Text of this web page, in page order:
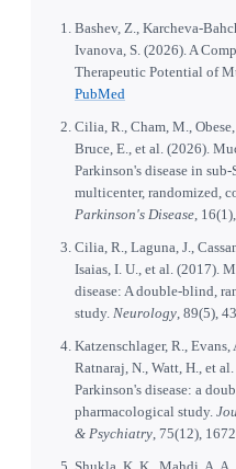
Bashev, Z., Karcheva-
Ivanova, S. (2026). A
Therapeutic Potential of
PubMed
Cilia, R., Cham, M.,
Bruce, E., et al. (2026).
Parkinson's disease in
multicenter, randomized,
Parkinson's Disease ,
Cilia, R., Laguna, J.,
Isaias, I. U., et al. (2017).
disease: A double-blind,
study. Neurology , 89(5),
Katzenschlager, R., Evans,
Ratnaraj, N., Watt, H., et
Parkinson's disease: a
pharmacological study.
& Psychiatry , 75(12),